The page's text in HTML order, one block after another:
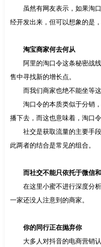
虽然有网友表示，如果淘口
经开发出来，但可以想象的是
淘宝商家何去何从
阿里的淘口令这条秘密战线
售中寻找新的增长点。
而我们商家也绝不能坐等这
淘口令的本质类似于分销，
播下去，而这也意味着，淘口
社交是获取流量的主要手段
此两者的结合是常见的组合。
而社交不能只依托于微信
在这里小蜜不进行深度分析
一家还没人注意到的商家。
你的同行正在抛弃你
大多人对抖音的电商营销认